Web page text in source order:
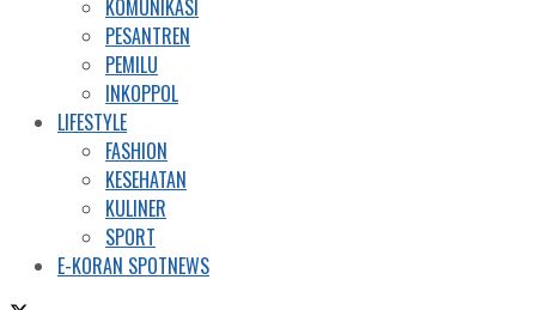
KOMUNIKASI
PESANTREN
PEMILU
INKOPPOL
LIFESTYLE
FASHION
KESEHATAN
KULINER
SPORT
E-KORAN SPOTNEWS